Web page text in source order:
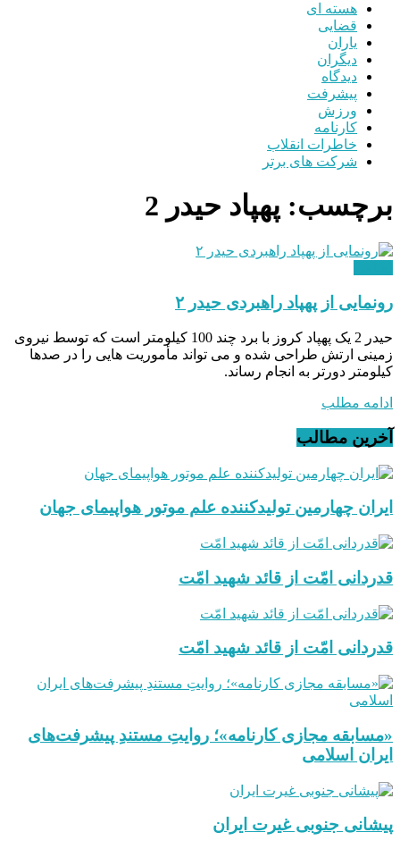
هسته ای
قضایی
یاران
دیگران
دیدگاه
پیشرفت
ورزش
کارنامه
خاطرات انقلاب
شرکت های برتر
برچسب: پهپاد حیدر 2
رونمایی از پهپاد راهبردی حیدر ۲
حیدر 2 یک پهپاد کروز با برد چند 100 کیلومتر است که توسط نیروی
زمینی ارتش طراحی شده و می ‌تواند مأموریت هایی را در صدها
کیلومتر دورتر به انجام رساند.
ادامه مطلب
آخرین مطالب
ایران چهارمین تولیدکننده علم موتور هواپیمای جهان
قدردانی امّت از قائد شهید امّت
قدردانی امّت از قائد شهید امّت
«مسابقه مجازی کارنامه»؛ روایتِ مستندِ پیشرفت‌های
ایران اسلامی
پیشانی جنوبی غیرت ایران